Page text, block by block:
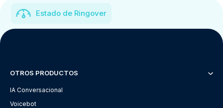
Estado de Ringover
OTROS PRODUCTOS
IA Conversacional
Voicebot